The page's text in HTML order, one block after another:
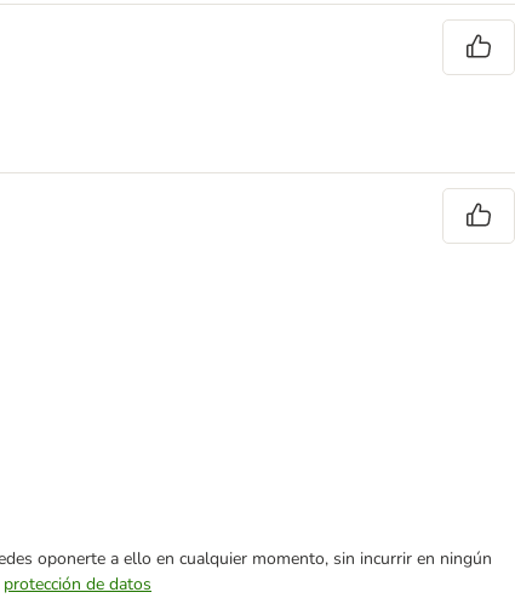
oponerte a ello en cualquier momento, sin incurrir en ningún
protección de datos